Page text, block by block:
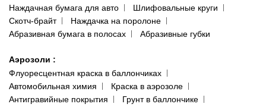
Наждачная бумага для авто
Шлифовальные круги
Скотч-брайт
Наждачка на поролоне
Абразивная бумага в полосах
Абразивные губки
Аэрозоли :
Флуоресцентная краска в баллончиках
Автомобильная химия
Краска в аэрозоле
Антигравийные покрытия
Грунт в баллончике